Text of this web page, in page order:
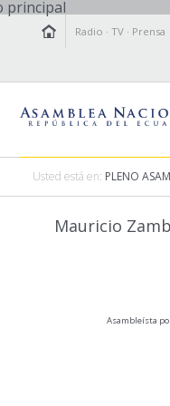
principal
Radio ·TV · Prensa
Usted está en: PLENO
Mauricio
Asambleísta